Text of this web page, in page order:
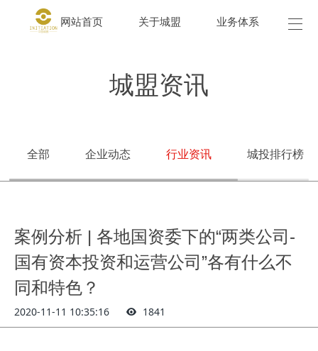
网站首页 关于城盟 业务体系 城
城盟资讯
全部 企业动态 行业资讯 城投排行榜
案例分析 | 各地国资委下的“两类公司-
国有资本投资和运营公司”各有什么不
同和特色？
2020-11-11 10:35:16 1841